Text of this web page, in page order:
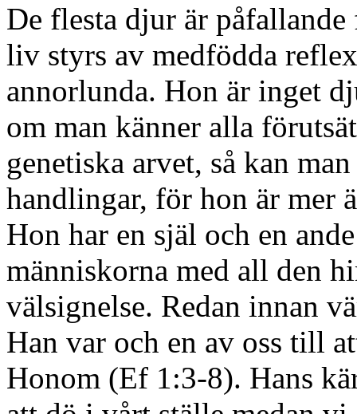
De flesta djur är påfallande
liv styrs av medfödda
annorlunda. Hon är inget
om man känner alla
genetiska arvet, så kan
handlingar, för hon är mer
Hon har en själ och en
människorna med all den
välsignelse. Redan innan
Han var och en av oss till
Honom (Ef 1:3-8). Hans